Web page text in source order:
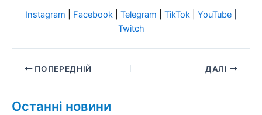
Instagram
Facebook Telegram TikTok YouTube
Twitch
ПОПЕРЕДНІЙ ДАЛІ
Останні новини